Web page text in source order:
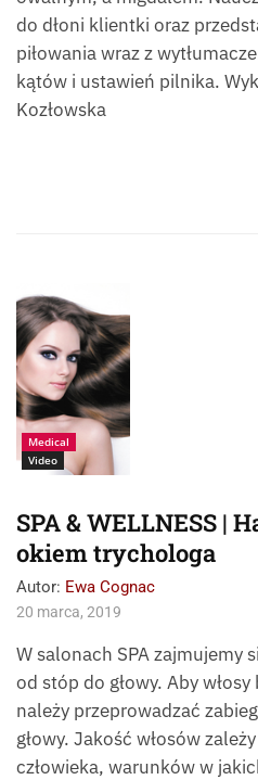
do dłoni klientki oraz
piłowania wraz z
kątów i ustawień pilnika.
Kozłowska
Źródło:
iStock_DomenicoGel
ermoo
Medical
Video
SPA & WELLNESS |
okiem trychologa
Autor: Ewa Cognac
20 marca, 2019
W salonach SPA zajmujemy
od stóp do głowy. Aby
należy przeprowadzać
głowy. Jakość włosów
człowieka, warunków w